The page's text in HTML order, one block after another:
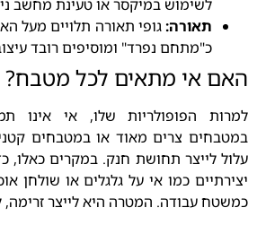
לשימוש במיקסר או טעינת מחשב
תאורה:גופי תאורה תלויים מעל
כ"מתחם נפרד" ומוסיפים רובד
האם אי מתאים לכל מטבח?
למרות הפופולריות שלו, אי אינו
במטבחים צרים מאוד או במטבחים
עלול לייצר תחושת חנק. במקרים כאלו,
יצירתיים כמו אי על גלגלים או שולחן
כמשטח עבודה. המטרה היא לייצר זרימה,